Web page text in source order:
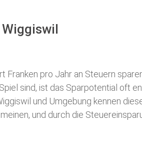
pro Jahr an Steuern
sind, ist das Sparpotential oft
und Umgebung kennen
und durch die